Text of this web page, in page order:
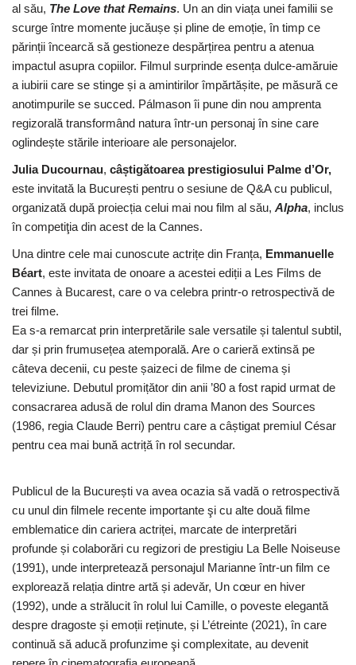
al său, The Love that Remains. Un an din viața unei familii se
scurge între momente jucăușe și pline de emoție, în timp ce
părinții încearcă să gestioneze despărțirea pentru a atenua
impactul asupra copiilor. Filmul surprinde esența dulce-amăruie
a iubirii care se stinge și a amintirilor împărtășite, pe măsură ce
anotimpurile se succed. Pálmason îi pune din nou amprenta
regizorală transformând natura într-un personaj în sine care
oglindește stările interioare ale personajelor.
Julia Ducournau, câștigătoarea prestigiosului Palme d’Or,
este invitată la București pentru o sesiune de Q&A cu publicul,
organizată după proiecția celui mai nou film al său, Alpha, inclus
în competiţia din acest de la Cannes.
Una dintre cele mai cunoscute actrițe din Franța, Emmanuelle
Béart, este invitata de onoare a acestei ediții a Les Films de
Cannes à Bucarest, care o va celebra printr-o retrospectivă de
trei filme.
Ea s-a remarcat prin interpretările sale versatile și talentul subtil,
dar și prin frumusețea atemporală. Are o carieră extinsă pe
câteva decenii, cu peste șaizeci de filme de cinema și
televiziune. Debutul promițător din anii ’80 a fost rapid urmat de
consacrarea adusă de rolul din drama Manon des Sources
(1986, regia Claude Berri) pentru care a câștigat premiul César
pentru cea mai bună actriță în rol secundar.
Publicul de la București va avea ocazia să vadă o retrospectivă
cu unul din filmele recente importante şi cu alte două filme
emblematice din cariera actriței, marcate de interpretări
profunde și colaborări cu regizori de prestigiu La Belle Noiseuse
(1991), unde interpretează personajul Marianne într-un film ce
explorează relația dintre artă și adevăr, Un cœur en hiver
(1992), unde a strălucit în rolul lui Camille, o poveste elegantă
despre dragoste și emoții reținute, și L’étreinte (2021), în care
continuă să aducă profunzime şi complexitate, au devenit